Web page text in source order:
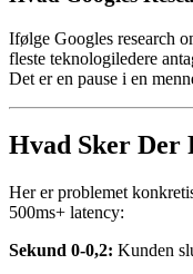
Ifølge Googles research
fleste teknologiledere
Det er en pause i en
Hvad Sker Der
Her er problemet
500ms+ latency:
Sekund 0-0,2: Kunden